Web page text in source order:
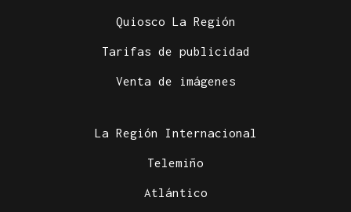
Quiosco La Región
Tarifas de publicidad
Venta de imágenes
La Región Internacional
Telemiño
Atlántico